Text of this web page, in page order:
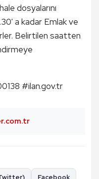
dosyalarını
a kadar Emlak ve
Belirtilen saatten
#ilan.gov.tr
Facebook